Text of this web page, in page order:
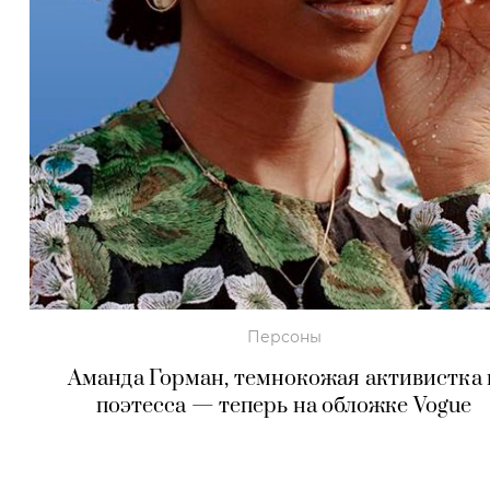
Персоны
Аманда Горман, темнокожая активистка
поэтесса — теперь на обложке Vogue